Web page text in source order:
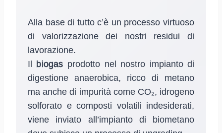
Alla base di tutto c’è un processo virtuoso
di valorizzazione dei nostri residui di
lavorazione.
Il biogas prodotto nel nostro impianto di
digestione anaerobica, ricco di metano
ma anche di impurità come CO₂, idrogeno
solforato e composti volatili indesiderati,
viene inviato all’impianto di biometano